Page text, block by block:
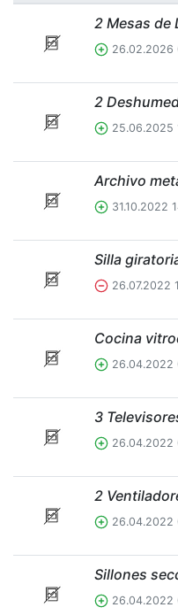
2 Mesas de
26.02.2026
2
25.06.2025
Archivo
31.10.2022
Silla
26.07.2022
Cocina
26.04.2022
3
26.04.2022
2
26.04.2022
Sillones
26.04.2022